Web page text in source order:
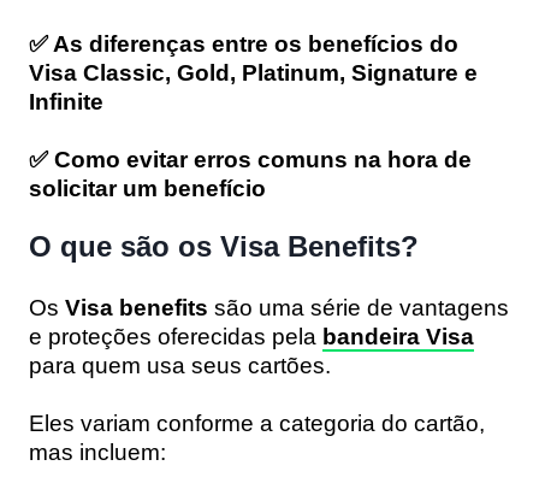
✅ As diferenças entre os benefícios do
Visa Classic, Gold, Platinum, Signature e
Infinite
✅ Como evitar erros comuns na hora de
solicitar um benefício
O que são os Visa Benefits?
Os Visa benefits são uma série de vantagens
e proteções oferecidas pela bandeira Visa
para quem usa seus cartões.
Eles variam conforme a categoria do cartão,
mas incluem: